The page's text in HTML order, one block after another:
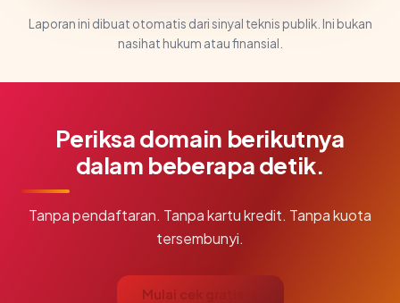
Laporan ini dibuat otomatis dari sinyal teknis publik. Ini bukan
nasihat hukum atau finansial.
Periksa domain berikutnya
dalam beberapa detik.
Tanpa pendaftaran. Tanpa kartu kredit. Tanpa kuota
tersembunyi.
Mulai cek gratis →